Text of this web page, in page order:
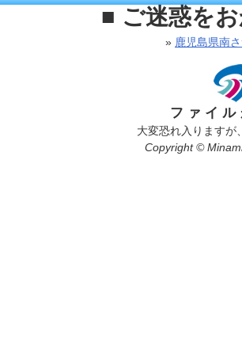
■ ご迷惑を
» 鹿児島県南
ファイ
大変恐れ入りますが
Copyright ©